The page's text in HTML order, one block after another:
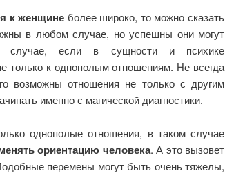
к женщине более широко, то можно сказать
в любом случае, но успешны они могут
если в сущности и психике
только к однополым отношениям. Не всегда
возможны отношения не только с другим
именно с магической диагностики.
однополые отношения, в таком случае
ориентацию человека. А это вызовет
перемены могут быть очень тяжелы,